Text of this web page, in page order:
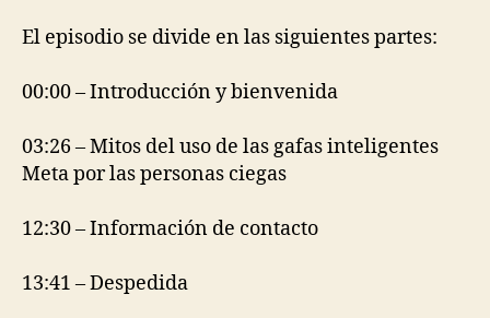
El episodio se divide en las siguientes partes:
00:00 – Introducción y bienvenida
03:26 – Mitos del uso de las gafas inteligentes
Meta por las personas ciegas
12:30 – Información de contacto
13:41 – Despedida